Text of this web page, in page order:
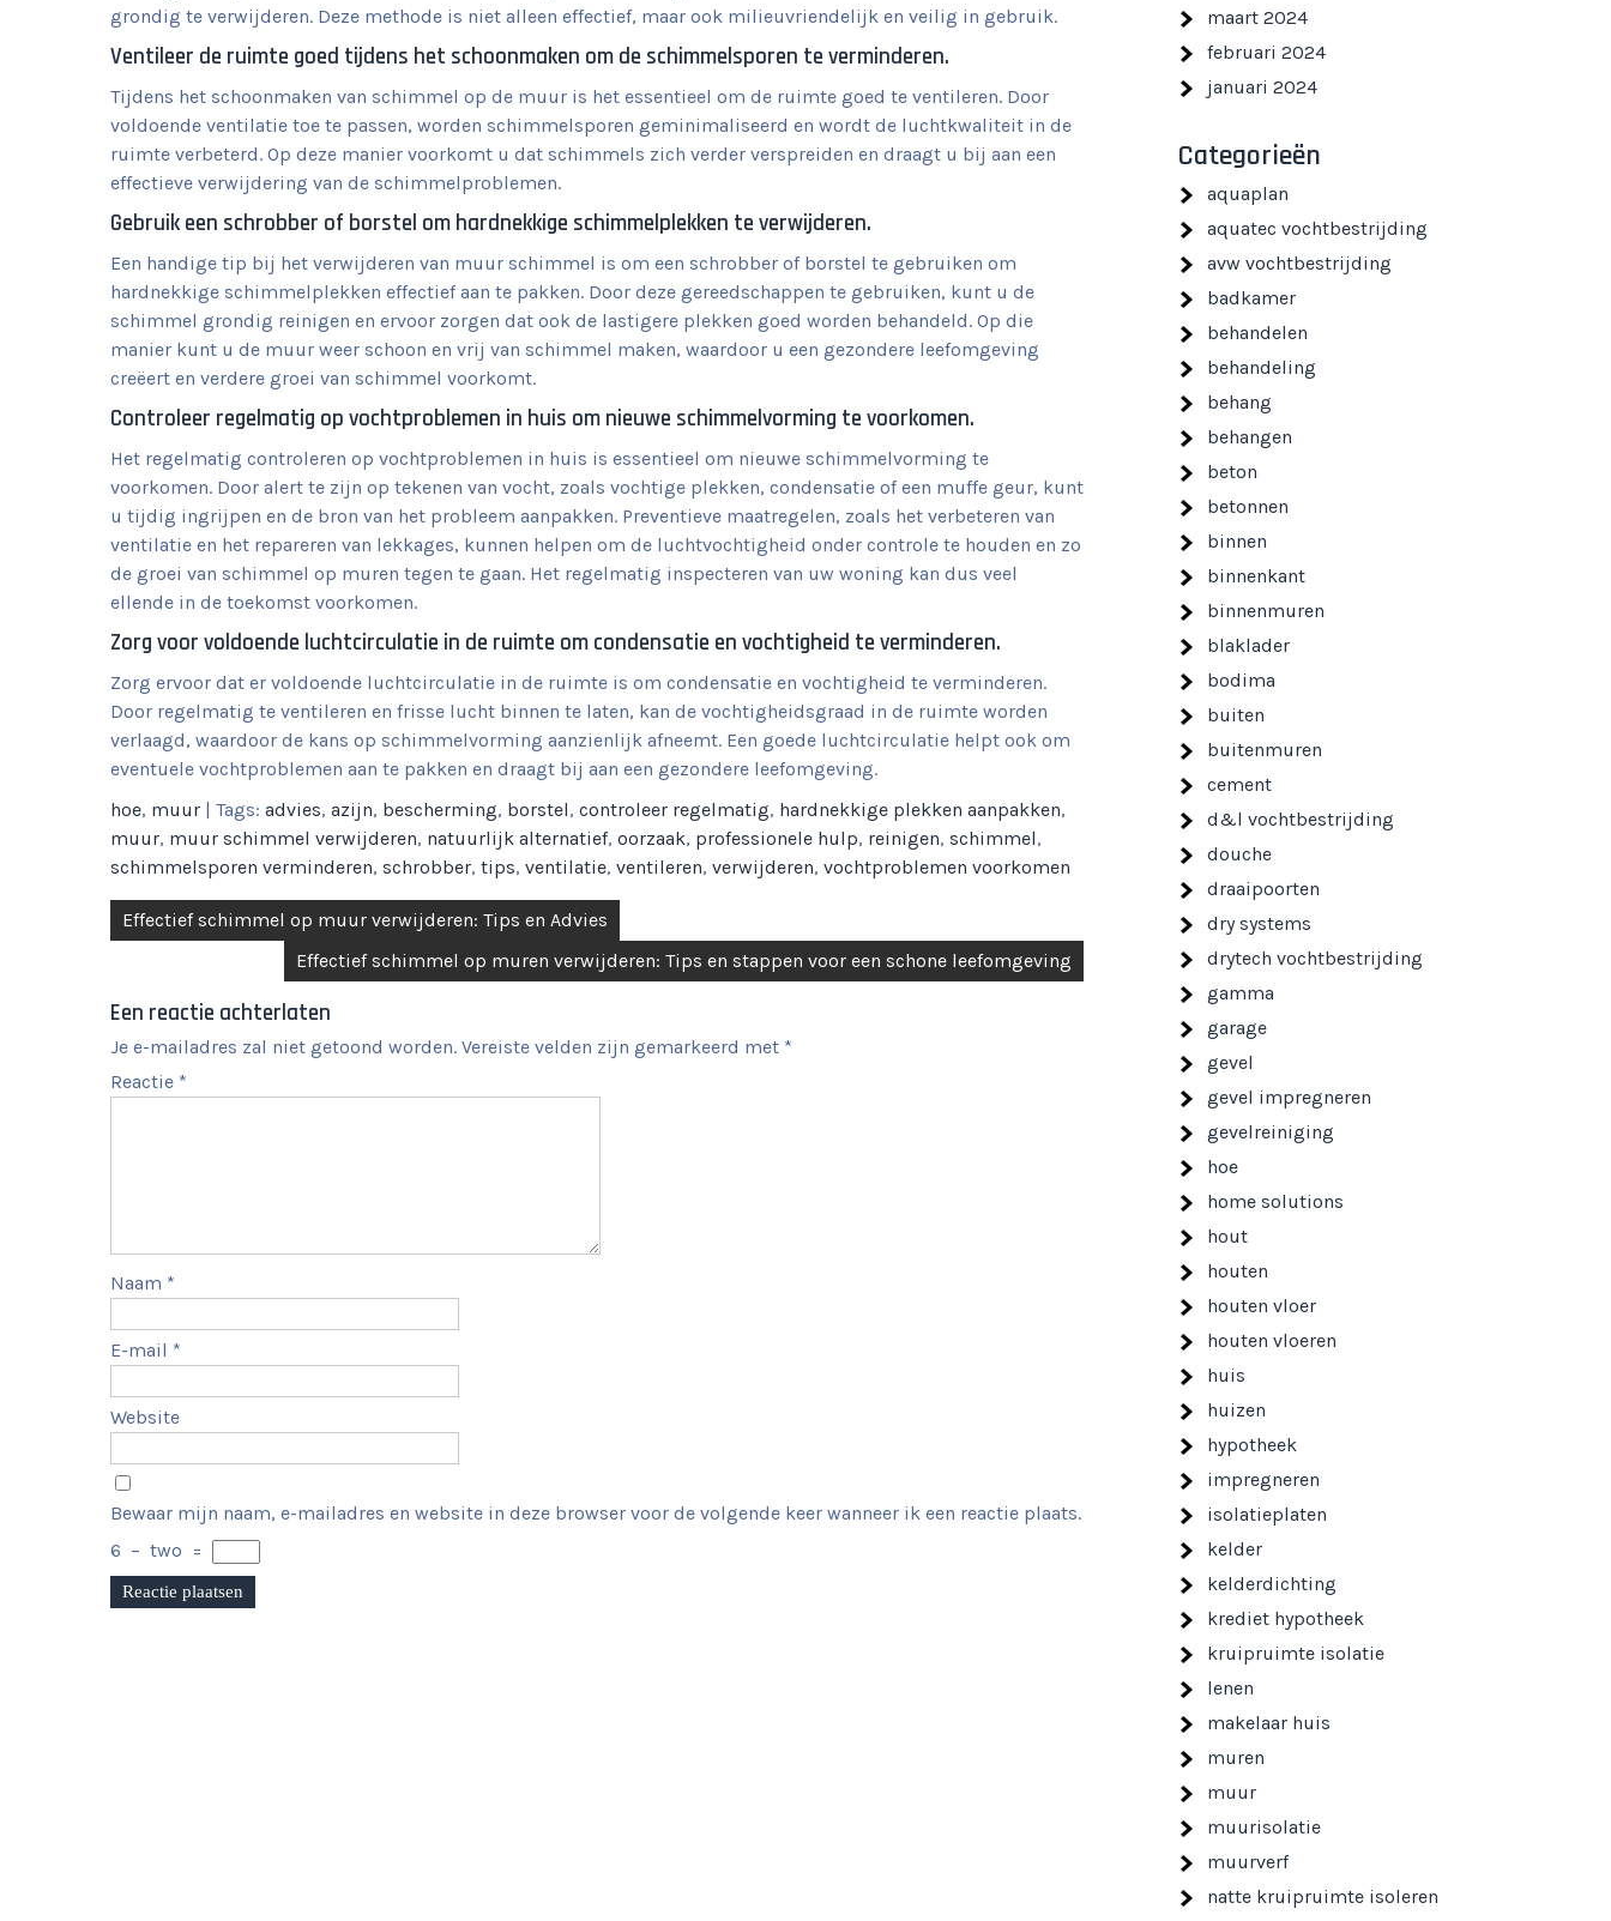
grondig te verwijderen. Deze methode is niet alleen effectief, maar ook milieuvriendelijk en veilig in gebruik.
Ventileer de ruimte goed tijdens het schoonmaken om de schimmelsporen te verminderen.
Tijdens het schoonmaken van schimmel op de muur is het essentieel om de ruimte goed te ventileren. Door
voldoende ventilatie toe te passen, worden schimmelsporen geminimaliseerd en wordt de luchtkwaliteit in de
ruimte verbeterd. Op deze manier voorkomt u dat schimmels zich verder verspreiden en draagt u bij aan een
effectieve verwijdering van de schimmelproblemen.
Gebruik een schrobber of borstel om hardnekkige schimmelplekken te verwijderen.
Een handige tip bij het verwijderen van muur schimmel is om een schrobber of borstel te gebruiken om
hardnekkige schimmelplekken effectief aan te pakken. Door deze gereedschappen te gebruiken, kunt u de
schimmel grondig reinigen en ervoor zorgen dat ook de lastigere plekken goed worden behandeld. Op die
manier kunt u de muur weer schoon en vrij van schimmel maken, waardoor u een gezondere leefomgeving
creëert en verdere groei van schimmel voorkomt.
Controleer regelmatig op vochtproblemen in huis om nieuwe schimmelvorming te voorkomen.
Het regelmatig controleren op vochtproblemen in huis is essentieel om nieuwe schimmelvorming te
voorkomen. Door alert te zijn op tekenen van vocht, zoals vochtige plekken, condensatie of een muffe geur, kunt
u tijdig ingrijpen en de bron van het probleem aanpakken. Preventieve maatregelen, zoals het verbeteren van
ventilatie en het repareren van lekkages, kunnen helpen om de luchtvochtigheid onder controle te houden en zo
de groei van schimmel op muren tegen te gaan. Het regelmatig inspecteren van uw woning kan dus veel
ellende in de toekomst voorkomen.
Zorg voor voldoende luchtcirculatie in de ruimte om condensatie en vochtigheid te verminderen.
Zorg ervoor dat er voldoende luchtcirculatie in de ruimte is om condensatie en vochtigheid te verminderen.
Door regelmatig te ventileren en frisse lucht binnen te laten, kan de vochtigheidsgraad in de ruimte worden
verlaagd, waardoor de kans op schimmelvorming aanzienlijk afneemt. Een goede luchtcirculatie helpt ook om
eventuele vochtproblemen aan te pakken en draagt bij aan een gezondere leefomgeving.
hoe, muur | Tags: advies, azijn, bescherming, borstel, controleer regelmatig, hardnekkige plekken aanpakken,
muur, muur schimmel verwijderen, natuurlijk alternatief, oorzaak, professionele hulp, reinigen, schimmel,
schimmelsporen verminderen, schrobber, tips, ventilatie, ventileren, verwijderen, vochtproblemen voorkomen
Berichtnavigatie
Effectief schimmel op muur verwijderen: Tips en Advies
Effectief schimmel op muren verwijderen: Tips en stappen voor een schone leefomgeving
Een reactie achterlaten
Je e-mailadres zal niet getoond worden. Vereiste velden zijn gemarkeerd met *
Reactie *
Naam *
E-mail *
Website
Bewaar mijn naam, e-mailadres en website in deze browser voor de volgende keer wanneer ik een reactie plaats.
6 − two =
maart 2024
februari 2024
januari 2024
Categorieën
aquaplan
aquatec vochtbestrijding
avw vochtbestrijding
badkamer
behandelen
behandeling
behang
behangen
beton
betonnen
binnen
binnenkant
binnenmuren
blaklader
bodima
buiten
buitenmuren
cement
d&l vochtbestrijding
douche
draaipoorten
dry systems
drytech vochtbestrijding
gamma
garage
gevel
gevel impregneren
gevelreiniging
hoe
home solutions
hout
houten
houten vloer
houten vloeren
huis
huizen
hypotheek
impregneren
isolatieplaten
kelder
kelderdichting
krediet hypotheek
kruipruimte isolatie
lenen
makelaar huis
muren
muur
muurisolatie
muurverf
natte kruipruimte isoleren